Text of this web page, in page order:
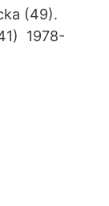
(49).
1978-